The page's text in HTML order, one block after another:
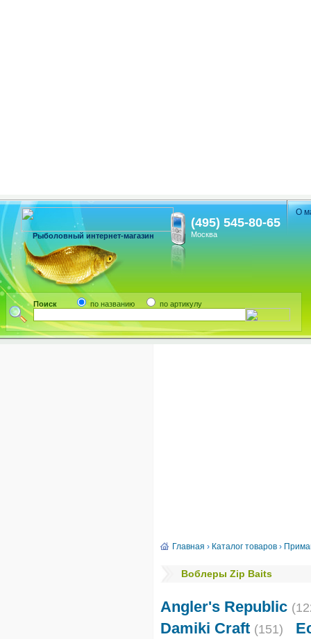
(495) 545-80-65
Москва
Рыболовный интернет-магазин
Поиск по названию по артикулу
О
Главная › Каталог товаров ›
Воблеры Zip Baits
Angler's Republic
Damiki Craft (151)